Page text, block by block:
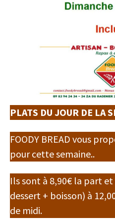
PLATS DU JOUR DE LA
FOODY BREAD vous
pour cette semaine..
Ils sont à 8,90€ la part
dessert + boisson) à
de midi.